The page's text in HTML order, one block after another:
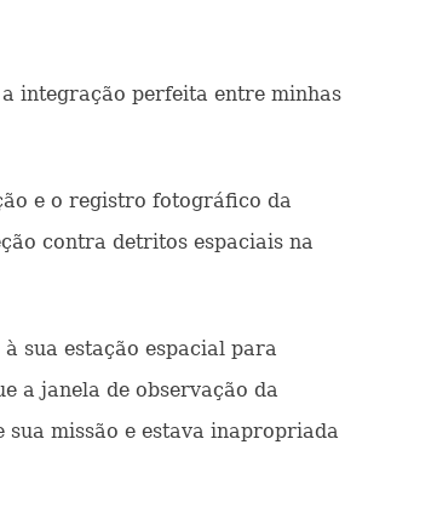
integração perfeita entre minhas
e o registro fotográfico da
contra detritos espaciais na
sua estação espacial para
a janela de observação da
missão e estava inapropriada